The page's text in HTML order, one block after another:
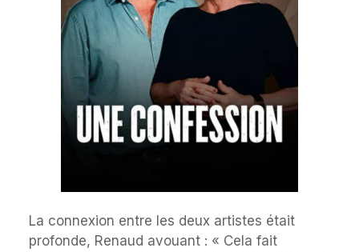
La connexion entre les deux artistes était
profonde, Renaud avouant : « Cela fait